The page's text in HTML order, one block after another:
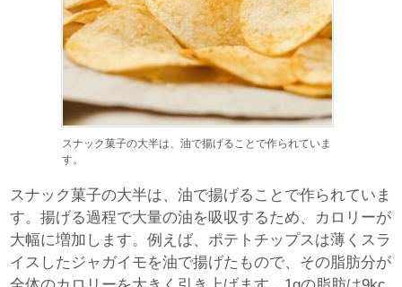
スナック菓子の大半は、油で揚げることで作られていま
す。
スナック菓子の大半は、油で揚げることで作られていま
す。揚げる過程で大量の油を吸収するため、カロリーが
大幅に増加します。例えば、ポテトチップスは薄くスラ
イスしたジャガイモを油で揚げたもので、その脂肪分が